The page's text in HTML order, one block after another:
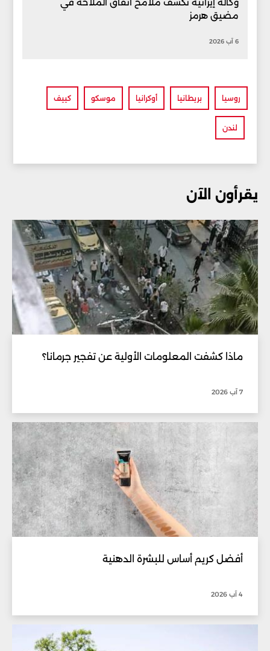
مضيق هرمز
6 آب 2026
روسيا بريطانيا أوكرانيا موسكو كييف
لندن
يقرأون الآن
ماذا كشفت المعلومات الأولية عن تفجير جرمانا؟
7 آب 2026
أفضل كريم أساس للبشرة الدهنية
4 آب 2026